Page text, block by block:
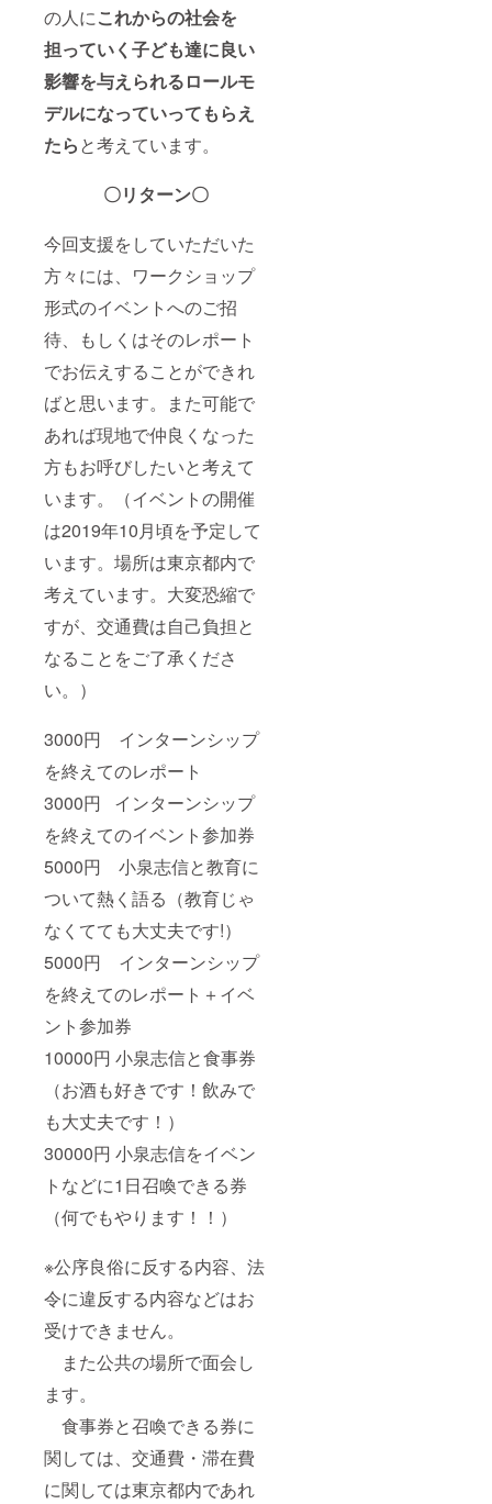
の人にこれからの社会を
担っていく子ども達に良い
影響を与えられるロールモ
デルになっていってもらえ
たらと考えています。
〇リターン〇
今回支援をしていただいた
方々には、ワークショップ
形式のイベントへのご招
待、もしくはそのレポート
でお伝えすることができれ
ばと思います。また可能で
あれば現地で仲良くなった
方もお呼びしたいと考えて
います。（イベントの開催
は2019年10月頃を予定して
います。場所は東京都内で
考えています。大変恐縮で
すが、交通費は自己負担と
なることをご了承くださ
い。）
3000円 インターンシップ
を終えてのレポート
3000円 インターンシップ
を終えてのイベント参加券
5000円 小泉志信と教育に
ついて熱く語る（教育じゃ
なくてても大丈夫です!）
5000円 インターンシップ
を終えてのレポート＋イベ
ント参加券
10000円 小泉志信と食事券
（お酒も好きです！飲みで
も大丈夫です！）
30000円 小泉志信をイベン
トなどに1日召喚できる券
（何でもやります！！）
※公序良俗に反する内容、法
令に違反する内容などはお
受けできません。
また公共の場所で面会し
ます。
食事券と召喚できる券に
関しては、交通費・滞在費
に関しては東京都内であれ